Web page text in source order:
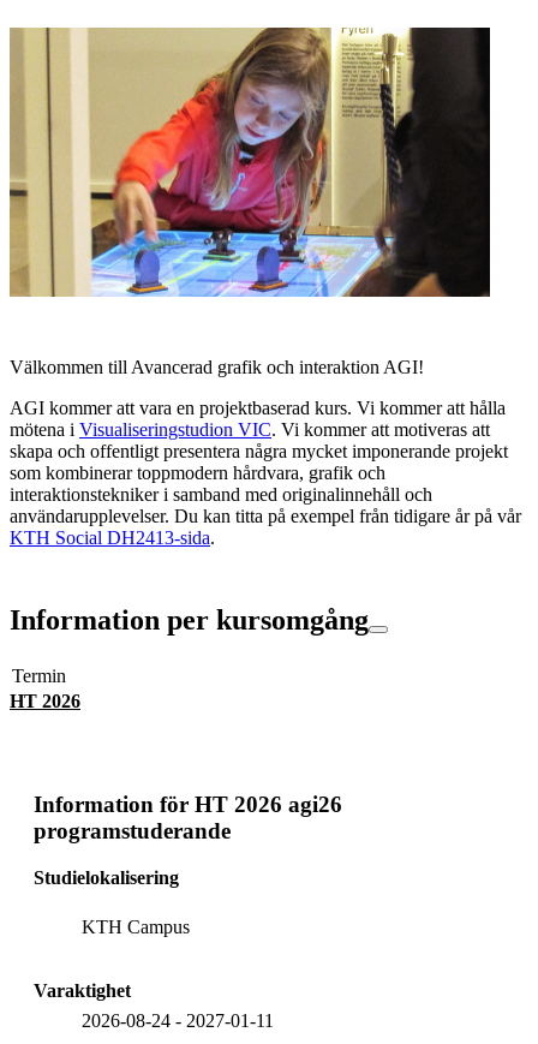
Välkommen till Avancerad grafik och interaktion AGI!
AGI kommer att vara en projektbaserad kurs. Vi kommer att hålla
mötena i Visualiseringstudion VIC. Vi kommer att motiveras att
skapa och offentligt presentera några mycket imponerande projekt
som kombinerar toppmodern hårdvara, grafik och
interaktionstekniker i samband med originalinnehåll och
användarupplevelser. Du kan titta på exempel från tidigare år på vår
KTH Social DH2413-sida.
Information per kursomgång
Termin
HT 2026
Information för HT 2026 agi26
programstuderande
Studielokalisering
KTH Campus
Varaktighet
2026-08-24 - 2027-01-11